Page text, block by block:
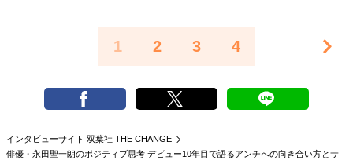
1 2 3 4
インタビューサイト 双葉社 THE CHANGE
俳優・永田聖一朗のポジティブ思考 デビュー10年目で語るアンチへの向き合い方とサ